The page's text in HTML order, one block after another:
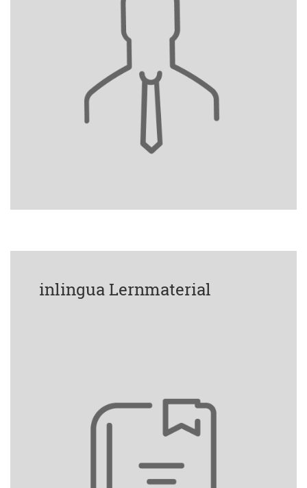
inlingua Lernmaterial